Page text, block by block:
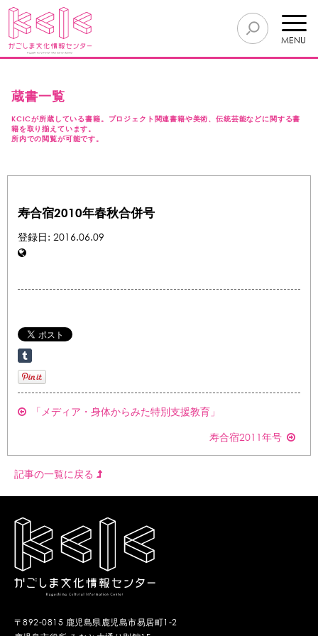
MENU
蔵書一覧
KCICが所蔵している書籍。プロジェクト関連書籍や美術、伝統芸能などに関する書
籍を取り揃えています。
所内での閲覧が可能です。
寿合宿2010年春秋合併号
登録日: 2016.06.09
「メディア・身体からみた特別支援教育」
寿合宿2011年号
記事の一覧に戻る
〒892-0815 鹿児島県鹿児島市易居町1-2